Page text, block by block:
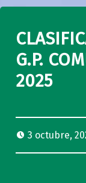
G.P.
2025
3 octubre,